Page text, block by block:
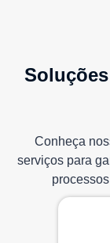
Conheça
serviços para